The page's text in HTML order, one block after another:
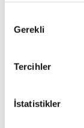
Seçimi
Gerekli
Tercihler
İstatistikler